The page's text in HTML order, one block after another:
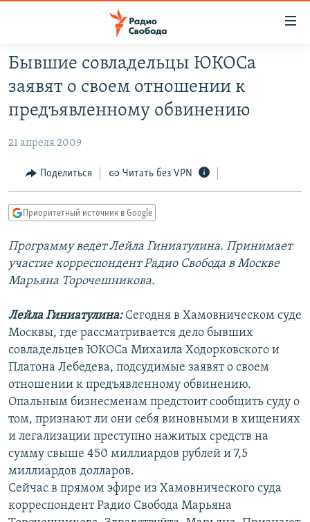
упрощенного
доступа
основному
Вернутся
главной
навигации
Вернутся
поиску
АВТОРСКИЕ ПРОЕКТЫ
ЦИТАТЫ СВОБОДЫ
МНЕНИЯ
IDEL.РЕАЛИИ
КАВКАЗ.РЕАЛИИ
СЕВЕР.РЕАЛИИ
РАСПИСАНИЕ ВЕЩАНИЯ
ПОДПИШИТЕСЬ НА РАССЫЛКУ
СОЦИАЛЬНЫЕ СЕТИ
Все сайты РСЕ/РС
Бывшие совладельцы ЮКОСа
заявят о своем отношении к
предъявленному обвинению
21 апреля 2009
Поделиться Читать без VPN
Приоритетный источник в Google
Программу ведет Лейла Гиниатулина. Принимает
участие корреспондент Радио Свобода в Москве
Марьяна Торочешникова.
Лейла Гиниатулина:Сегодня в Хамовническом суде
Москвы, где рассматривается дело бывших
совладельцев ЮКОСа Михаила Ходорковского и
Платона Лебедева, подсудимые заявят о своем
отношении к предъявленному обвинению.
Опальным бизнесменам предстоит сообщить суду о
том, признают ли они себя виновными в хищениях
и легализации преступно нажитых средств на
сумму свыше 450 миллиардов рублей и 7,5
миллиардов долларов.
Сейчас в прямом эфире из Хамовнического суда
корреспондент Радио Свобода Марьяна